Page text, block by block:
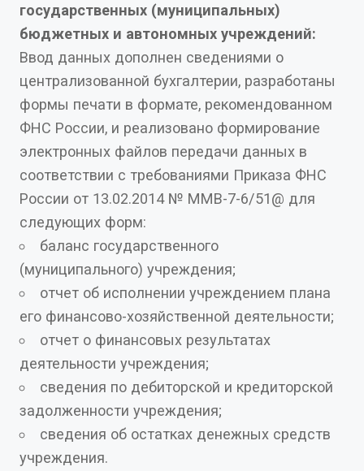
государственных (муниципальных)
бюджетных и автономных учреждений:
Ввод данных дополнен сведениями о
централизованной бухгалтерии, разработаны
формы печати в формате, рекомендованном
ФНС России, и реализовано формирование
электронных файлов передачи данных в
соответствии с требованиями Приказа ФНС
России от 13.02.2014 № ММВ-7-6/51@ для
следующих форм:
баланс государственного
(муниципального) учреждения;
отчет об исполнении учреждением плана
его финансово-хозяйственной деятельности;
отчет о финансовых результатах
деятельности учреждения;
сведения по дебиторской и кредиторской
задолженности учреждения;
сведения об остатках денежных средств
учреждения.